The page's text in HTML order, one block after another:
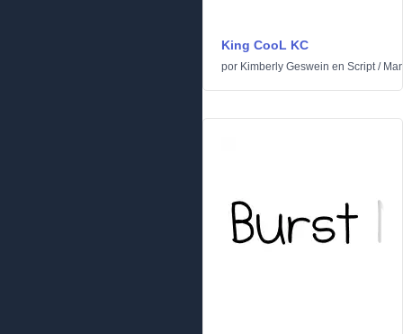
King CooL KC
por Kimberly Geswein en Script/